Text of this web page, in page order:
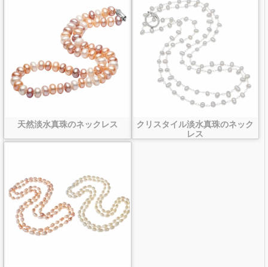
天然淡水真珠のネックレス
クリスタイル淡水真珠のネック
レス